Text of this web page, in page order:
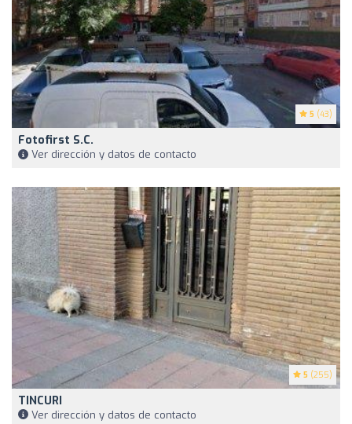
5 (43)
Fotofirst S.C.
Ver dirección y datos de contacto
5 (255)
TINCURI
Ver dirección y datos de contacto